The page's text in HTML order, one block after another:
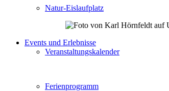
Natur-Eislaufplatz
Events und Erlebnisse
Veranstaltungskalender
Ferienprogramm